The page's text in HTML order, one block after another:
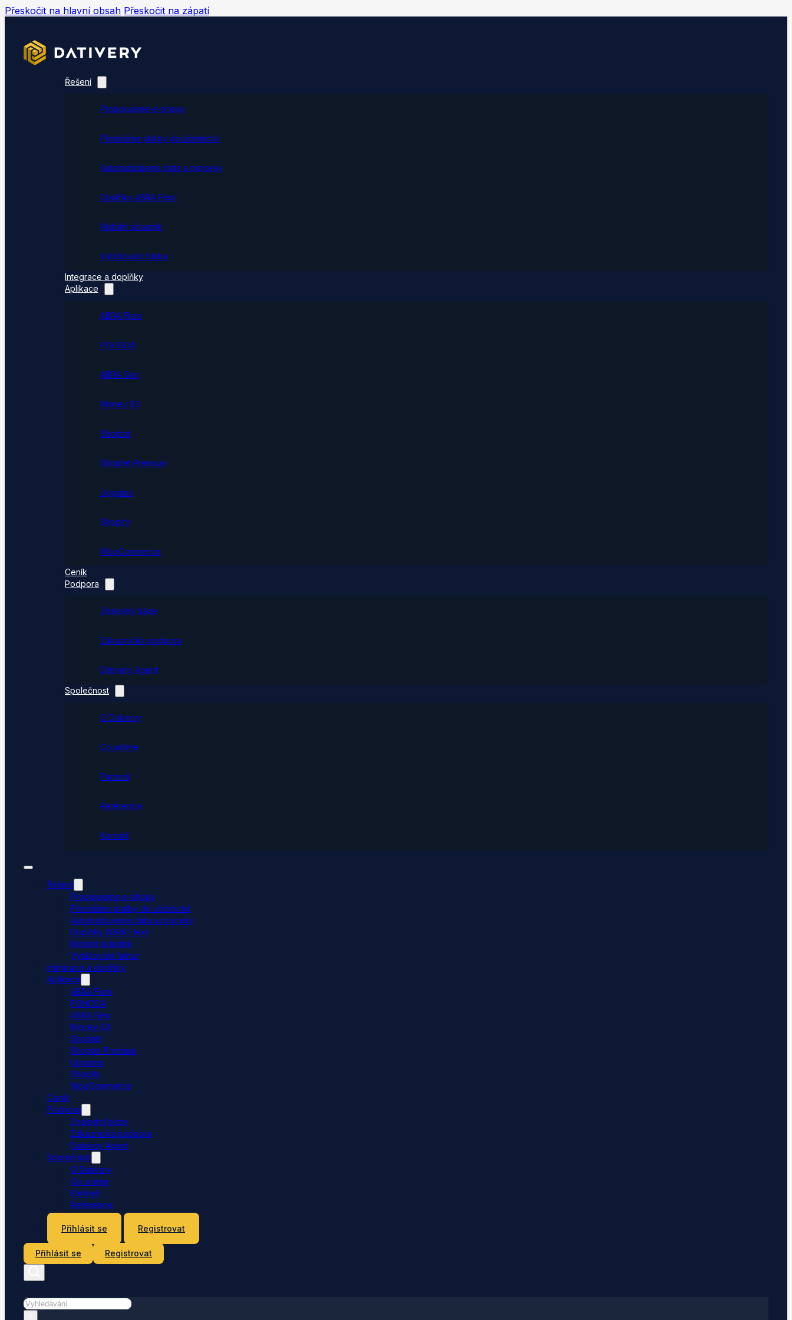
Přeskočit na hlavní obsah Přeskočit na zápatí
Řešení
Propojujeme e-shopy
Přenášíme platby do účetnictví
Automatizujeme data a procesy
Doplňky ABRA Flexi
Mobilní skladník
Vytěžování faktur
Integrace a doplňky
Aplikace
ABRA Flexi
POHODA
ABRA Gen
Money S3
Shoptet
Shoptet Premium
Upgates
Shopify
WooCommerce
Ceník
Podpora
Znalostní báze
Zákaznická podpora
Dativery Agent
Společnost
O Dativery
Co umíme
Partneři
Reference
Kontakt
Řešení
Propojujeme e-shopy
Přenášíme platby do účetnictví
Automatizujeme data a procesy
Doplňky ABRA Flexi
Mobilní skladník
Vytěžování faktur
Integrace a doplňky
Aplikace
ABRA Flexi
POHODA
ABRA Gen
Money S3
Shoptet
Shoptet Premium
Upgates
Shopify
WooCommerce
Ceník
Podpora
Znalostní báze
Zákaznická podpora
Dativery Agent
Společnost
O Dativery
Co umíme
Partneři
Reference
Přihlásit se
Registrovat
Přihlásit se Registrovat
Hledat